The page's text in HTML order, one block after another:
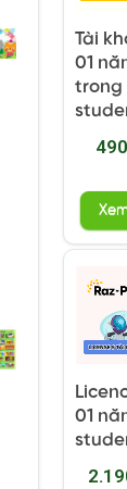
Tài
01
trong
01